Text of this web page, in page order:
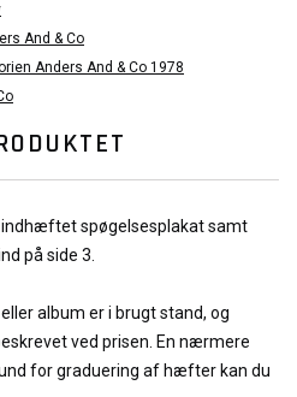
And & Co
Anders And & Co 1978
spøgelsesplakat samt
på side 3.
album er i brugt stand, og
ved prisen. En nærmere
for graduering af hæfter kan du